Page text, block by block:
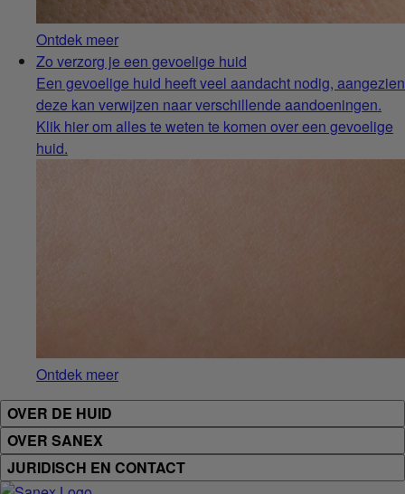
Ontdek meer
Zo verzorg je een gevoelige huid
Een gevoelige huid heeft veel aandacht nodig, aangezien
deze kan verwijzen naar verschillende aandoeningen.
Klik hier om alles te weten te komen over een gevoelige
huid.
Ontdek meer
OVER DE HUID
OVER SANEX
JURIDISCH EN CONTACT